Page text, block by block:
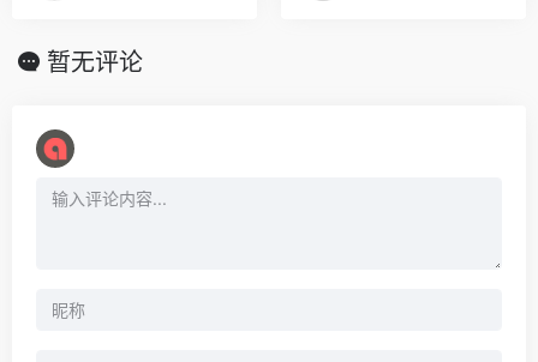
暂无评论